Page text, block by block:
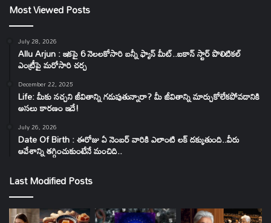
Most Viewed Posts
July 28, 2026
Allu Arjun : ఇకపై 6 నెలలకోసారి బన్నీ ఫ్యాన్ మీట్..ఐకాన్ స్టార్ పొలిటికల్
ఎంట్రీపై మరోసారి చర్చ
December 22, 2025
Life: మీకు నచ్చని జీవితాన్ని గడుపుతున్నారా? మీ జీవితాన్ని మార్చుకోలేకపోవడానికి
అసలు కారణం ఇదే!
July 26, 2026
Date Of Birth : ఈరోజు ఏ నెంబర్ వారికి ఎలాంటి లక్ దక్కుతుంది..వీరు
ఆవేశాన్ని తగ్గించుకుంటేనే మంచిది..
Last Modified Posts